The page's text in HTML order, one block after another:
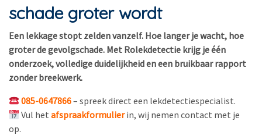
schade groter wordt
Een lekkage stopt zelden vanzelf. Hoe langer je wacht, hoe
groter de gevolgschade. Met Rolekdetectie krijg je één
onderzoek, volledige duidelijkheid en een bruikbaar rapport
zonder breekwerk.
085-0647866– spreek direct een lekdetectiespecialist.
Vul hetafspraakformulierin, wij nemen contact met je
op.